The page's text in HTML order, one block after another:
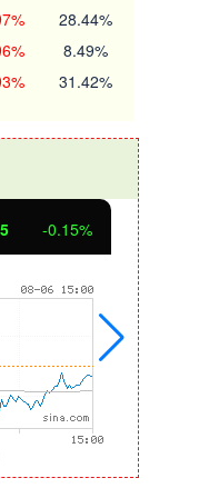
28.44%
8.49%
31.42%
北证50 1122.88